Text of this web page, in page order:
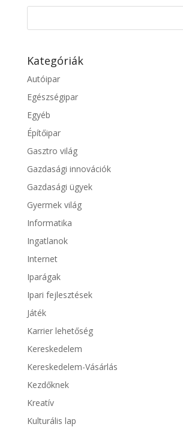
Kategóriák
Autóipar
Egészségipar
Egyéb
Építőipar
Gasztro világ
Gazdasági innovációk
Gazdasági ügyek
Gyermek világ
Informatika
Ingatlanok
Internet
Iparágak
Ipari fejlesztések
Játék
Karrier lehetőség
Kereskedelem
Kereskedelem-Vásárlás
Kezdőknek
Kreatív
Kulturális lap